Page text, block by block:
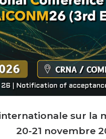
sur la sécurité
ligne, Alger,